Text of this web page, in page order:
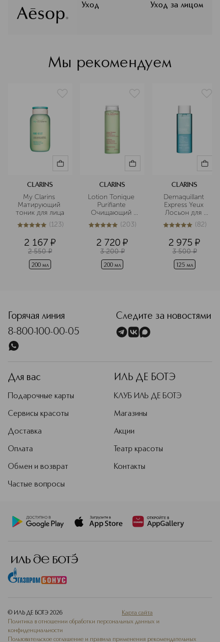
современным искусством.
Уход Уход за лицом
Мы рекомендуем
CLARINS
My Clarins
Матирующий
тоник для лица
5из 5123 (123)
2 167 ¤
2 550 ¤
200 мл
CLARINS
Lotion Tonique
Purifiante
Очищающий
тоник для
комбинированной
5из 5203 (203)
2 720 ¤
3 200 ¤
200 мл
CLARINS
Demaquillant
Express Yeux
Лосьон для
снятия
водостойкого
5из 582 (82)
2 975 ¤
3 500 ¤
125 мл
Горячая линия
8-800-100-00-05
Следите за новостями
Для вас
Подарочные карты
Сервисы красоты
Доставка
Оплата
Обмен и возврат
Частые вопросы
ИЛЬ ДЕ БОТЭ
КЛУБ ИЛЬ ДЕ БОТЭ
Магазины
Акции
Театр красоты
Контакты
© ИЛЬ ДЕ БОТЭ 2026
Карта сайта
Политика в отношении обработки персональных данных и
конфиденциальности
Пользовательское соглашение и правила применения рекомендательных